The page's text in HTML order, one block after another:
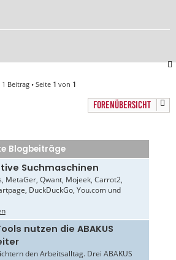
1 Beitrag • Seite 1 von 1
FORENÜBERSICHT
Blogbeiträge
Suchmaschinen
MetaGer, Qwant, Mojeek, Carrot2,
DuckDuckGo, You.com und
nutzen die ABAKUS
den Arbeitsalltag. Drei ABAKUS